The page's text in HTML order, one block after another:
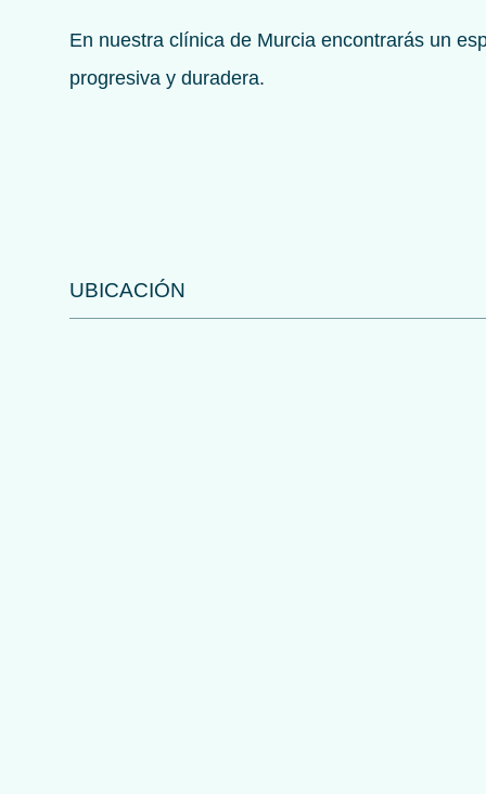
En nuestra clínica de Murcia encontrarás un
progresiva y duradera.
UBICACIÓN